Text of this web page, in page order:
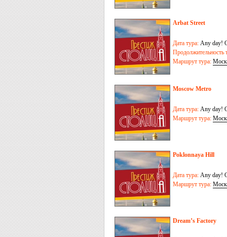
Arbat Street
Дата тура: Any day!
Продолжительность
Маршрут тура:
Moscow Metro
Дата тура: Any day!
Маршрут тура:
Poklonnaya Hill
Дата тура: Any day!
Маршрут тура:
Dream’s Factory